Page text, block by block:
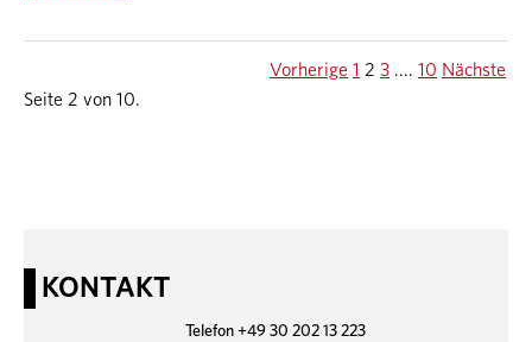
Seite 2 von 10.
Vorherige 1 2 3 .... 10 Nächste
KONTAKT
Telefon +49 30 202 13 223